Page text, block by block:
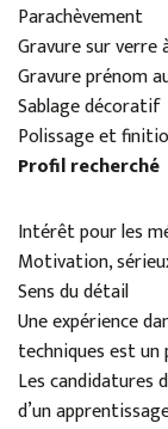
Parachèvement
Gravure sur verre
Gravure prénom
Sablage décoratif
Polissage et
Profil recherché
Intérêt pour les
Motivation,
Sens du détail
Une expérience
techniques est un
Les candidatures
d’un